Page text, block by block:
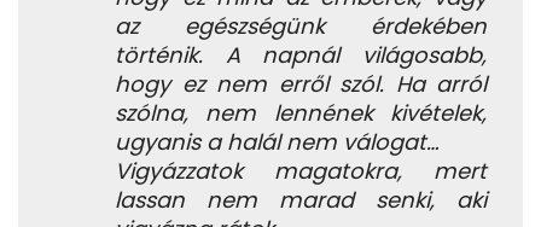
az egészségünk érdekében
történik. A napnál világosabb,
hogy ez nem erről szól. Ha arról
szólna, nem lennének kivételek,
ugyanis a halál nem válogat…
Vigyázzatok magatokra, mert
lassan nem marad senki, aki